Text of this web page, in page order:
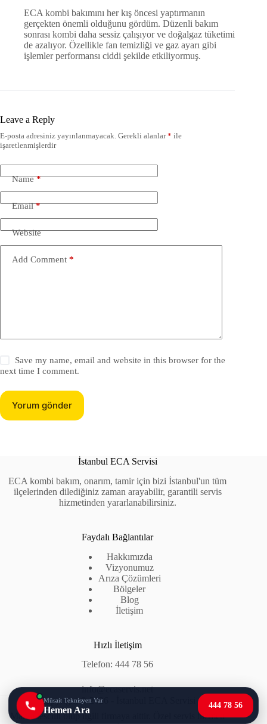
ECA kombi bakımını her kış öncesi yaptırmanın
gerçekten önemli olduğunu gördüm. Düzenli bakım
sonrası kombi daha sessiz çalışıyor ve doğalgaz tüketimi
de azalıyor. Özellikle fan temizliği ve gaz ayarı gibi
işlemler performansı ciddi şekilde etkiliyormuş.
Leave a Reply
E-posta adresiniz yayınlanmayacak. Gerekli alanlar* ile
işaretlenmişlerdir
Name*
Email*
Website
Add Comment *
Save my name, email and website in this browser for the
next time I comment.
Yorum gönder
İstanbul ECA Servisi
ECA kombi bakım, onarım, tamir için bizi İstanbul'un tüm
ilçelerinden dilediğiniz zaman arayabilir, garantili servis
hizmetinden yararlanabilirsiniz.
Faydalı Bağlantılar
Hakkımızda
Vizyonumuz
Arıza Çözümleri
Bölgeler
Blog
İletişim
Hızlı İletişim
Telefon:444 78 56
info@ecaservis.net
Copyright © 2026 - İstanbul
Marka tescilli olup ilgili firmaya aittir. Özel servis hizmeti
Müsait Teknisyen Var
Hemen Ara 444 78 56